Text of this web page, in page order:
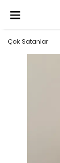
Çok Satanlar